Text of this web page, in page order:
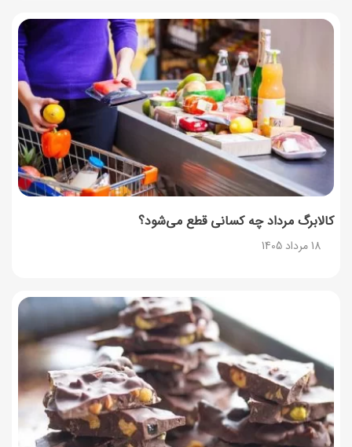
کالابرگ مرداد چه کسانی قطع می‌شود؟
18 مرداد 1405
طرز تهیه اوتمیل گیلاس؛ صبحانه سالم با طعم تابستانی
17 مرداد 1405
طرز تهیه محلبی انجیر؛ دسر خوشمزه با طعم انجیر تازه
17 مرداد 1405